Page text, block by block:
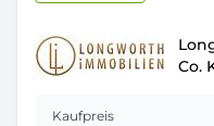
Co.
Kaufpreis